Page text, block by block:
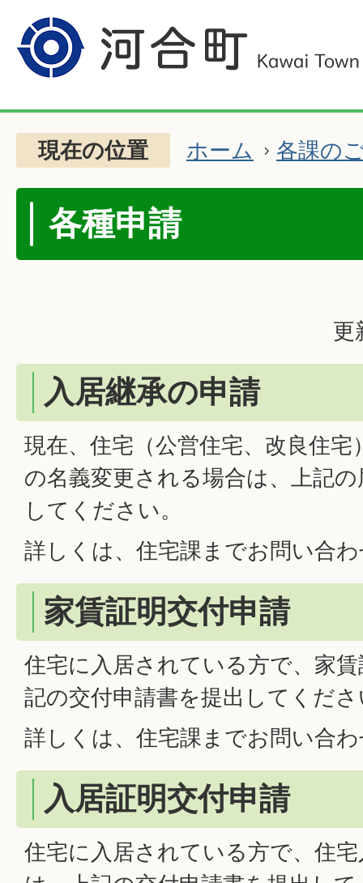
現在の位置 ホーム 各課の
各種申請
更
入居継承の申請
現在、住宅（公営住宅、改良住
の名義変更される場合は、上記
してください。
詳しくは、住宅課までお問い合
家賃証明交付申請
住宅に入居されている方で、家
記の交付申請書を提出してくだ
詳しくは、住宅課までお問い合
入居証明交付申請
住宅に入居されている方で、住